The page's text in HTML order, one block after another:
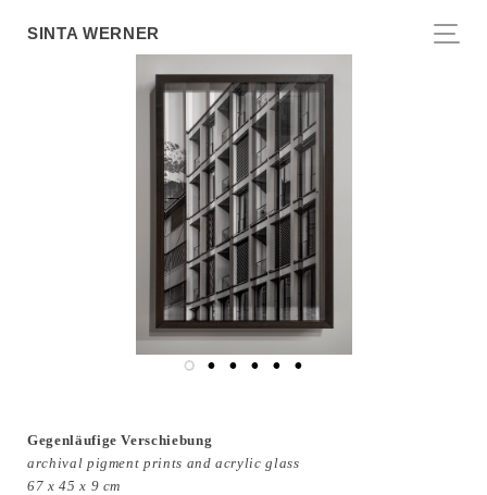
SINTA WERNER
Gegenläufige Verschiebung
archival pigment prints and acrylic glass
67 x 45 x 9 cm